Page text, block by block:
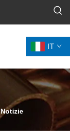
IT
Notizie